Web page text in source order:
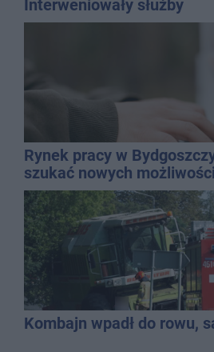
Interweniowały służby
Rynek pracy w
szukać nowych
Kombajn wpadł do rowu,